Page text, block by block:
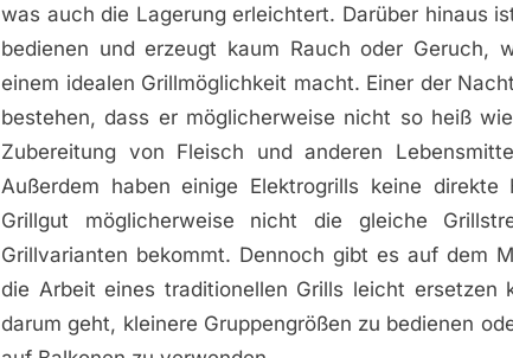
was auch die Lagerung erleichtert. Darüber hinaus
bedienen und erzeugt kaum Rauch oder Geruch,
einem idealen Grillmöglichkeit macht. Einer der
bestehen, dass er möglicherweise nicht so heiß
Zubereitung von Fleisch und anderen
Außerdem haben einige Elektrogrills keine
Grillgut möglicherweise nicht die gleiche
Grillvarianten bekommt. Dennoch gibt es auf dem
die Arbeit eines traditionellen Grills leicht ersetzen
darum geht, kleinere Gruppengrößen zu bedienen